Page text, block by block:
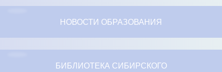
НОВОСТИ ОБРАЗОВАНИЯ
БИБЛИОТЕКА СИБИРСКОГО